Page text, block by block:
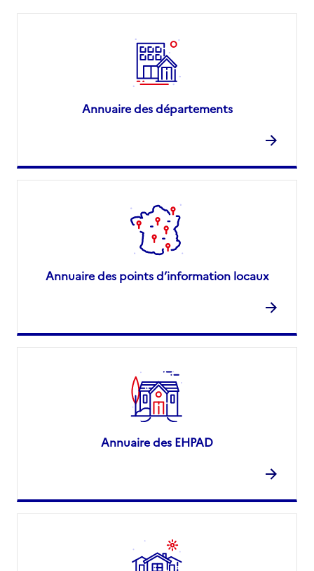
Annuaire des départements
Annuaire des points d’information locaux
Annuaire des EHPAD